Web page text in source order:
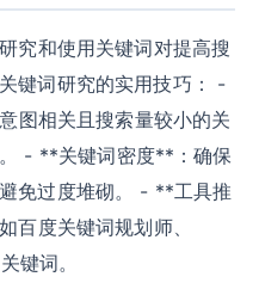
究和使用关键词对提高搜
键词研究的实用技巧： -
图相关且搜索量较小的关
- **关键词密度**：确保
免过度堆砌。 - **工具推
百度关键词规划师、
键词。